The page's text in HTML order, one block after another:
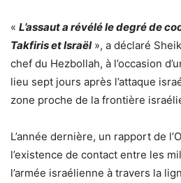
« L’assaut a révélé le degré de
Takfiris et Israël », a déclaré
chef du Hezbollah, à l’occasion
lieu sept jours après l’attaque
zone proche de la frontière
L’année dernière, un rapport de
l’existence de contact entre les
l’armée israélienne à travers la